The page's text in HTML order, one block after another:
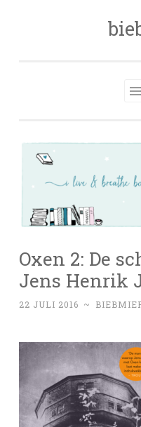
Oxen 2: De
Jens Henrik
22 JULI 2016 ~